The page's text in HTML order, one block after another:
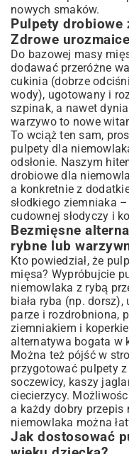
nowych smaków.
Pulpety drobiowe
Zdrowe
Do bazowej masy
dodawać przeróżne
cukinia (dobrze
wody), ugotowany i
szpinak, a nawet
warzywo to nowe
To wciąż ten sam,
pulpety dla
odsłonie. Naszym
drobiowe dla
a konkretnie z
słodkiego ziemniaka
cudownej słodyczy i
Bezmięsne
rybne lub
Kto powiedział, że
mięsa? Wypróbujcie
niemowlaka z rybą
biała ryba (np.
parze i rozdrobniona,
ziemniakiem i
alternatywa bogata w
Można też pójść w
przygotować pulpety
soczewicy, kaszy
ciecierzycy.
a każdy dobry przepis
niemowlaka można
Jak dostosować